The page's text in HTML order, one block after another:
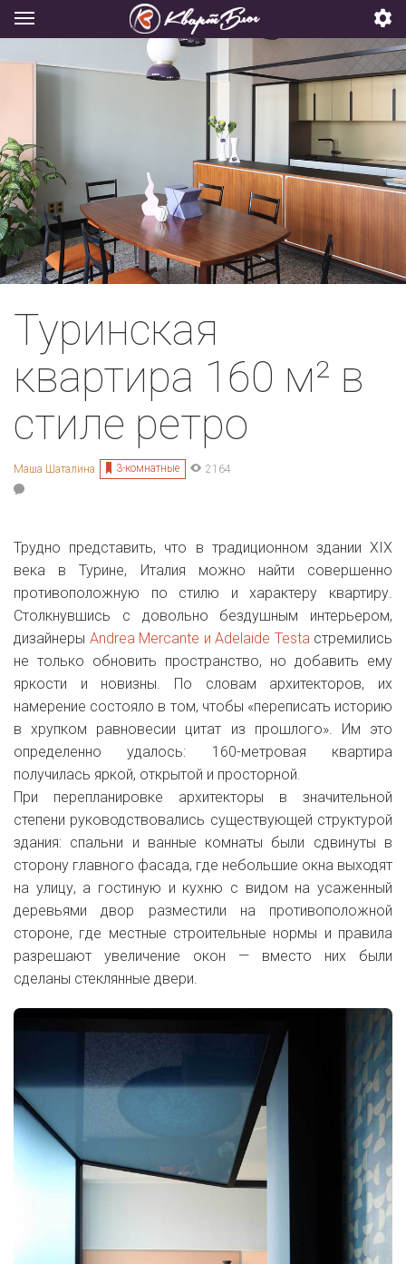
Туринская
квартира 160 м² в
стиле ретро
Маша Шаталина 3-комнатные 2164
Трудно представить, что в традиционном здании XIX
века в Турине, Италия можно найти совершенно
противоположную по стилю и характеру квартиру.
Столкнувшись с довольно бездушным интерьером,
дизайнеры Andrea Mercante и Adelaide Testaстремились
не только обновить пространство, но добавить ему
яркости и новизны. По словам архитекторов, их
намерение состояло в том, чтобы «переписать историю
в хрупком равновесии цитат из прошлого». Им это
определенно удалось: 160-метровая квартира
получилась яркой, открытой и просторной.
При перепланировке архитекторы в значительной
степени руководствовались существующей структурой
здания: спальни и ванные комнаты были сдвинуты в
сторону главного фасада, где небольшие окна выходят
на улицу, а гостиную и кухню с видом на усаженный
деревьями двор разместили на противоположной
стороне, где местные строительные нормы и правила
разрешают увеличение окон — вместо них были
сделаны стеклянные двери.